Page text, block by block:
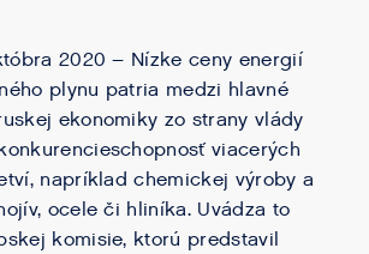
2020 – Nízke ceny energií
plynu patria medzi hlavné
ekonomiky zo strany vlády
viacerých
napríklad chemickej výroby a
ocele či hliníka. Uvádza to
komisie, ktorú predstavil